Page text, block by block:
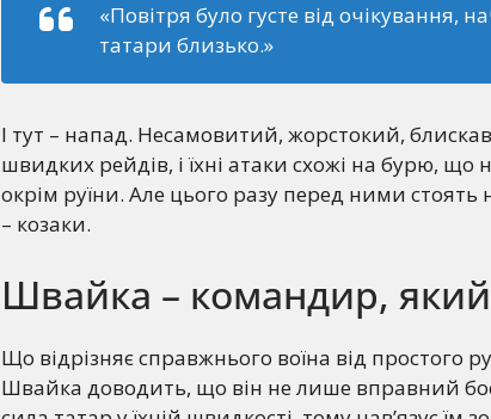
«Повітря було густе від очікування,
татари близько.»
І тут – напад. Несамовитий, жорстокий,
швидких рейдів, і їхні атаки схожі на бурю, що
окрім руїни. Але цього разу перед ними
– козаки.
Швайка – командир,
Що відрізняє справжнього воїна від простого
Швайка доводить, що він не лише вправний